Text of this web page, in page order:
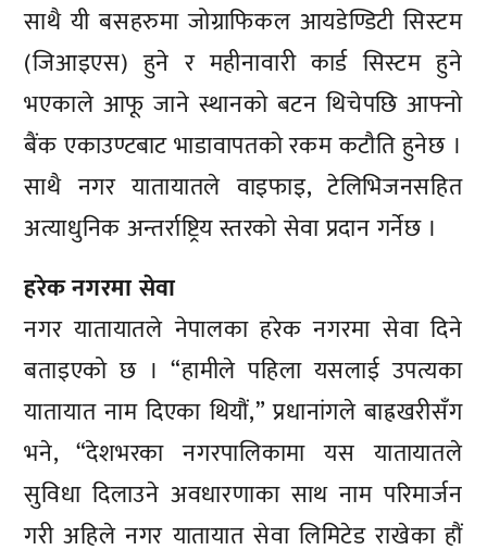
साथै यी बसहरुमा जोग्राफिकल आयडेण्डिटी सिस्टम
(जिआइएस) हुने र महीनावारी कार्ड सिस्टम हुने
भएकाले आफू जाने स्थानको बटन थिचेपछि आफ्नो
बैंक एकाउण्टबाट भाडावापतको रकम कटौति हुनेछ ।
साथै नगर यातायातले वाइफाइ, टेलिभिजनसहित
अत्याधुनिक अन्तर्राष्ट्रिय स्तरको सेवा प्रदान गर्नेछ ।
हरेक नगरमा सेवा
नगर यातायातले नेपालका हरेक नगरमा सेवा दिने
बताइएको छ । “हामीले पहिला यसलाई उपत्यका
यातायात नाम दिएका थियौं,” प्रधानांगले बाह्रखरीसँग
भने, “देशभरका नगरपालिकामा यस यातायातले
सुविधा दिलाउने अवधारणाका साथ नाम परिमार्जन
गरी अहिले नगर यातायात सेवा लिमिटेड राखेका हौं